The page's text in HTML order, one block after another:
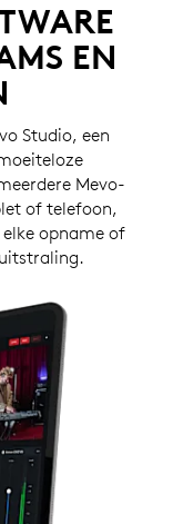
EN
Studio, een
Mevo-
of telefoon,
opname of